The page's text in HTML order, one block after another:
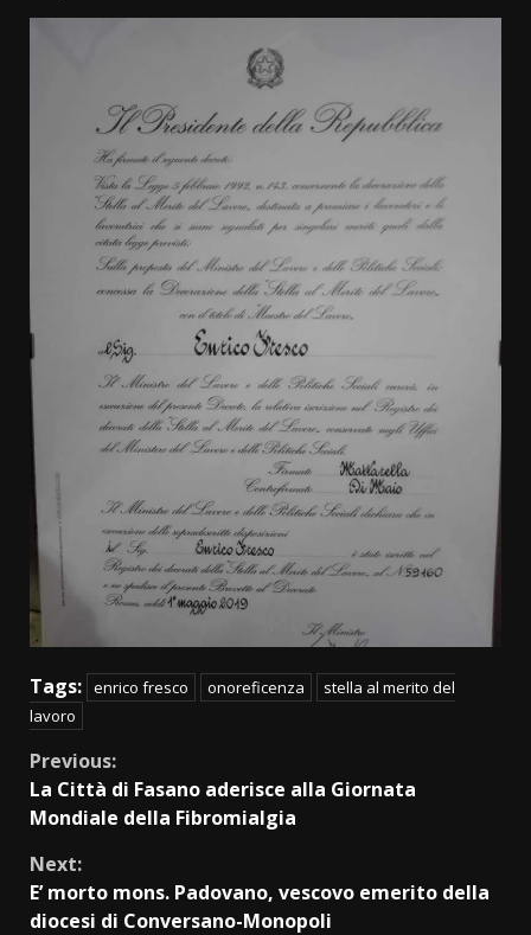
Tags: enrico fresco onoreficenza
stella al merito del
lavoro
Continue
Reading
Previous:
La Città di Fasano aderisce alla Giornata
Mondiale della Fibromialgia
Next:
E’ morto mons. Padovano, vescovo emerito della
diocesi di Conversano-Monopoli